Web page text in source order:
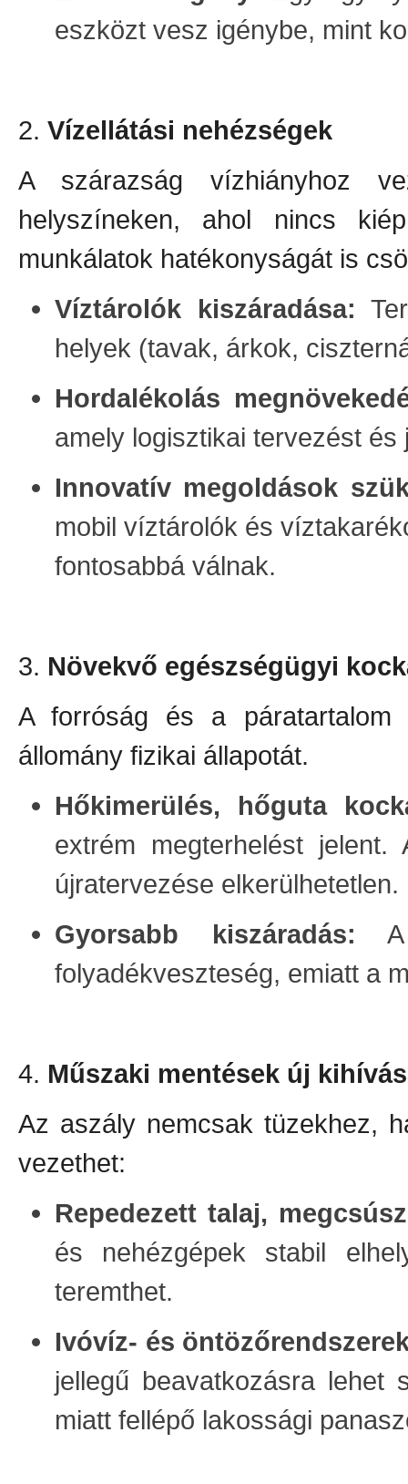
eszközt vesz igénybe, mint
2. Vízellátási nehézségek
A szárazság vízhiányhoz
helyszíneken, ahol nincs
munkálatok hatékonyságát is
Víztárolók kiszáradása:
helyek (tavak, árkok,
Hordalékolás
amely logisztikai tervezést
Innovatív megoldások
mobil víztárolók és
fontosabbá válnak.
3. Növekvő egészségügyi
A forróság és a páratartalom
állomány fizikai állapotát.
Hőkimerülés, hőguta
extrém megterhelést
újratervezése elkerülhetetlen.
Gyorsabb kiszáradás: A
folyadékveszteség, emiatt a
4. Műszaki mentések új
Az aszály nemcsak tüzekhez,
vezethet:
Repedezett talaj,
és nehézgépek stabil
teremthet.
Ivóvíz- és
jellegű beavatkozásra lehet
miatt fellépő lakossági